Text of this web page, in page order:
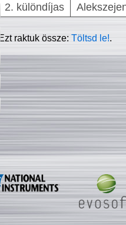
2. különdíjas
Ezt raktuk össze:Töltsd le!.